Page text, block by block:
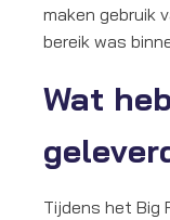
maken gebruik
bereik was
Wat
Tijdens het Big